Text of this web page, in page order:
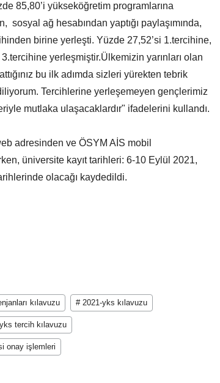
85,80’i yükseköğretim programlarına
ağ hesabından yaptığı paylaşımında,
birine yerleşti. Yüzde 27,52’si 1.tercihine,
yerleşmiştir.Ülkemizin yarınları olan
bu ilk adımda sizleri yürekten tebrik
Tercihlerine yerleşemeyen gençlerimiz
mutlaka ulaşacaklardır" ifadelerini kullandı.
adresinden ve ÖSYM AİS mobil
üniversite kayıt tarihleri: 6-10 Eylül 2021,
olacağı kaydedildi.
kılavuzu # 2021-yks kılavuzu
tercih kılavuzu
onay işlemleri